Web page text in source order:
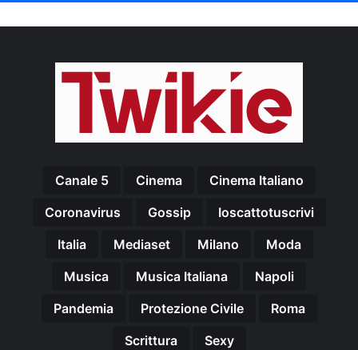
Canale 5 Cinema
Cinema Italiano
Coronavirus
Gossip
Ioscattotuscrivi
Italia
Mediaset Milano
Moda
Musica
Musica Italiana
Napoli
Pandemia
Protezione Civile
Roma
Scrittura
Sexy